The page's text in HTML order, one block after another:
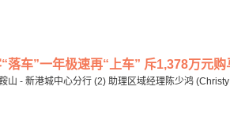
“落车”一年极速再“上车” 斥1,378万元
山 - 新港城中心分行 (2) 助理区域经理陈少鸿